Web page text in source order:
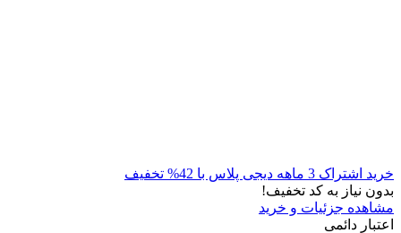
خرید اشتراک 3 ماهه دیجی پلاس با 42% تخفیف
بدون نیاز به کد تخفیف!
مشاهده جزئیات و خرید
اعتبار دائمی